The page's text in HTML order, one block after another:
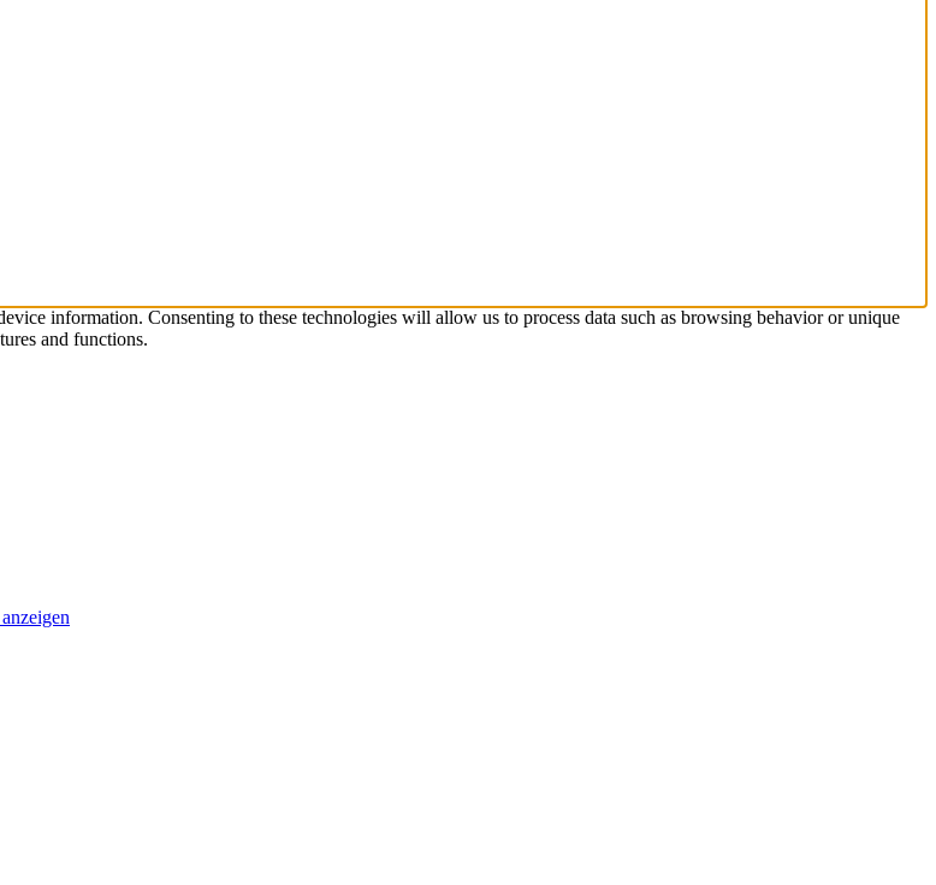
information. Consenting to these technologies will allow us to process data such as browsing behavior or unique
and functions.